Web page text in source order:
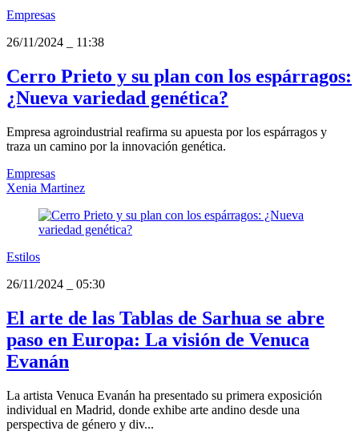
Empresas
26/11/2024
11:38
Cerro Prieto y su plan con los espárragos:
¿Nueva variedad genética?
Empresa agroindustrial reafirma su apuesta por los espárragos y
traza un camino por la innovación genética.
Empresas
Xenia Martinez
Estilos
26/11/2024
05:30
El arte de las Tablas de Sarhua se abre
paso en Europa: La visión de Venuca
Evanán
La artista Venuca Evanán ha presentado su primera exposición
individual en Madrid, donde exhibe arte andino desde una
perspectiva de género y div...